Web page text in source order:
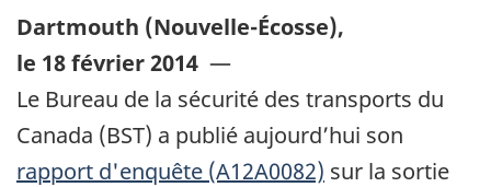
Dartmouth (Nouvelle-Écosse),
le 18 février 2014 —
Le Bureau de la sécurité des transports du
Canada (BST) a publié aujourd’hui son
rapport d'enquête (A12A0082) sur la sortie